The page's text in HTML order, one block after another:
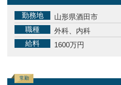
勤務地
山形県酒田市
職種
外科、内科
給料
1600万円
常勤